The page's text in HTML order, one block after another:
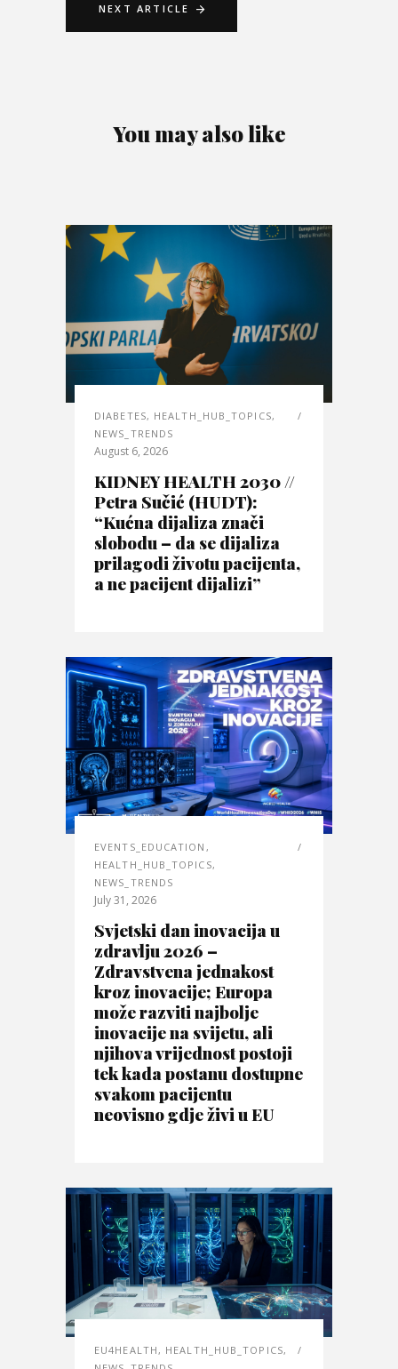
NEXT ARTICLE
You may also like
DIABETES, HEALTH_HUB_TOPICS,
NEWS_TRENDS
August 6, 2026
KIDNEY HEALTH 2030 //
Petra Sučić (HUDT):
“Kućna dijaliza znači
slobodu – da se dijaliza
prilagodi životu pacijenta,
a ne pacijent dijalizi”
EVENTS_EDUCATION ,
HEALTH_HUB_TOPICS,
NEWS_TRENDS
July 31, 2026
Svjetski dan inovacija u
zdravlju 2026 –
Zdravstvena jednakost
kroz inovacije; Europa
može razviti najbolje
inovacije na svijetu, ali
njihova vrijednost postoji
tek kada postanu dostupne
svakom pacijentu
neovisno gdje živi u EU
EU4HEALTH , HEALTH_HUB_TOPICS,